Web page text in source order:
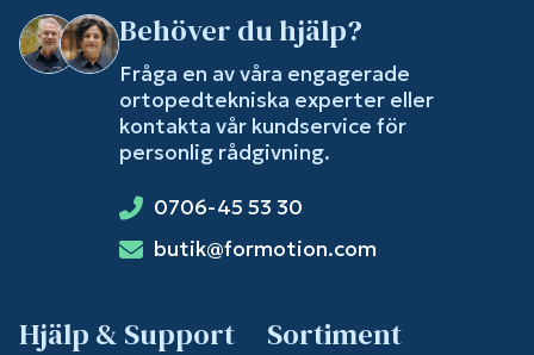
Behöver du hjälp?
Fråga en av våra engagerade
ortopedtekniska experter eller
kontakta vår kundservice för
personlig rådgivning.
0706-45 53 30
butik@formotion.com
Hjälp & Support Sortiment